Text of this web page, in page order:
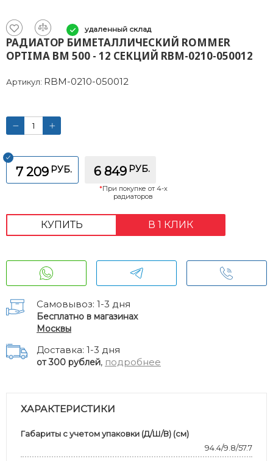
удаленный склад
РАДИАТОР БИМЕТАЛЛИЧЕСКИЙ ROMMER
OPTIMA BM 500 - 12 СЕКЦИЙ RBM-0210-050012
Артикул: RBM-0210-050012
7 209 РУБ. 6 849 РУБ.
*При покупке от 4-х
радиаторов
КУПИТЬ В 1 КЛИК
Самовывоз: 1-3 дня
Бесплатно в магазинах
Москвы
Доставка: 1-3 дня
от 300 рублей, подробнее
ХАРАКТЕРИСТИКИ
Габариты с учетом упаковки (Д/Ш/В) (см)
94.4/9.8/57.7